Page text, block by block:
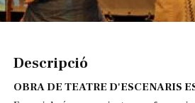
Descripció
OBRA DE TEATRE D'ESCENARIS